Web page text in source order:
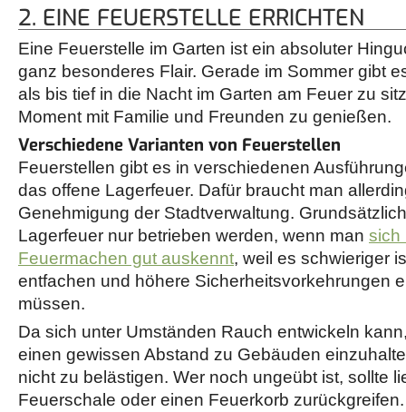
2. EINE FEUERSTELLE ERRICHTEN
Eine Feuerstelle im Garten ist ein absoluter
ganz besonderes Flair. Gerade im Sommer gibt
als bis tief in die Nacht im Garten am Feuer zu
Moment mit Familie und Freunden zu genießen.
Verschiedene Varianten von Feuerstellen
Feuerstellen gibt es in verschiedenen
das offene Lagerfeuer. Dafür braucht man
Genehmigung der Stadtverwaltung.
Lagerfeuer nur betrieben werden, wenn man sich
Feuermachen gut auskennt, weil es schwieriger
entfachen und höhere Sicherheitsvorkehrungen
müssen.
Da sich unter Umständen Rauch entwickeln
einen gewissen Abstand zu Gebäuden
nicht zu belästigen. Wer noch ungeübt ist, sollte
Feuerschale oder einen Feuerkorb zurückgreifen.